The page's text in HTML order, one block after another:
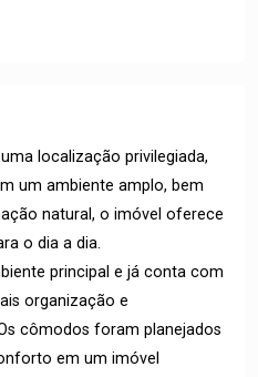
localização privilegiada,
um ambiente amplo, bem
natural, o imóvel oferece
o dia a dia.
principal e já conta com
organização e
cômodos foram planejados
em um imóvel